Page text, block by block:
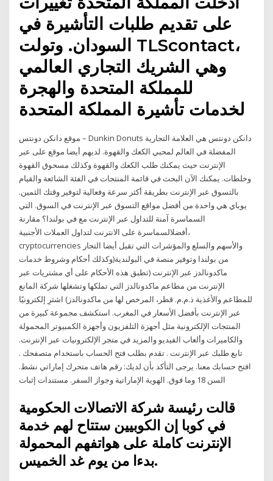
على تقديم طلبات التأشيرة في
السودان. وتولت TLScontact،
وهي الشريك التجاري العالمي
للمملكة المتحدة والهجرة
لخدمات تأشيرة المملكة المتحدة
موقع دانكن دونتس – Dunkin Donuts دانكن دونتس هي العلامة التجارية
المفضلة في العالم لمحبي الكعك والقهوة. لديهم أيضا موقع على عبر
الإنترنت حيث يمكنك طلب الكعك والقهوة وكذلك مسحوق القهوة
وخلطات. يمكنك الآن البحث في قائمة المنتجات في الفئة الشائعة والقيام
بالتسوق عبر الإنترنت بطريقة أكثر سرعة وفعالية لتوفير وقتك الثمين.
يوباي هي واحدة من أفضل مواقع التسوق عبر الإنترنت في السوق. التي
السماسرة آمنة للتداول عبر الإنترنت مع في بولندا؟ مقارنة
أفضلالسماسرة على الانترنت لتداول العملات الأجنبية،
cryptocurrencies والأسهم والسلع والمؤشرات التي تقبل أيضا التجار
من بولندا وتوفير منصة في البولندية(وكذلك أحكام وشروط خدمات
ماكدونالدز عبر الإنترنت (تطبق هذه الأحكام على أي مشتريات عبر
الإنترنت من مطاعم ماكدونالدز التي تملكها وتشغلها شركة المانع
للمطاعم والأغذية ذ.م.م. قطر، المرخص لها من ماكدونالدز) اشترِ إلكترونيًا
عبر الإنترنت بأفضل الأسعار في المغرب. استكشف مجموعة كبيرة من
المنتجات الإلكترونية مثل أجهزة التلفزيون وأجهزة الكمبيوتر المحمولة
والكاميرات وألعاب الفيديو والمزيد في متجر الإلكترونيات عبر الإنترنت.
تابع طلبك عبر الإنترنت . تقدم بطلب فتح الحساب باستخدام متصفحك .
افتح حسابك معنا. يرجى التأكد بأن لديك: رقم هاتف متحرك إماراتي نشط.
السن 18 وما فوق. الهوية الإماراتية وجواز السفر. مستندات إثبات
قالت رئيسة شركة الاتصالات الحكومية
في كوبا إن الكوبيين ستتاح لهم خدمة
الإنترنت كاملة على هواتفهم المحمولة
بدءا من يوم غد الخميس.